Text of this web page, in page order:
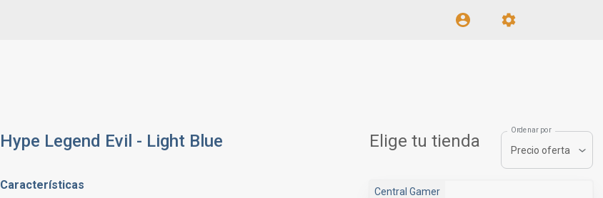
Hype Legend Evil - Light Blue
Características
Elige tu tienda
Ordenar por
Precio oferta
Central Gamer